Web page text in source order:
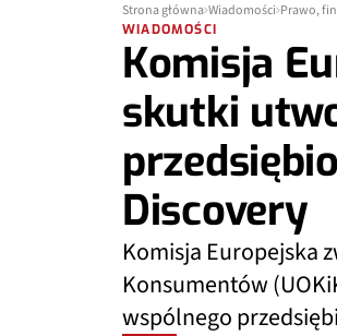
Strona główna Wiadomości Prawo,
WIADOMOŚCI
Komisja
skutki
Discovery
Komisja Europejska
Konsumentów
wspólnego